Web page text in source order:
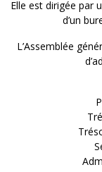
Elle est dirigée par
d’un
L’Assemblée